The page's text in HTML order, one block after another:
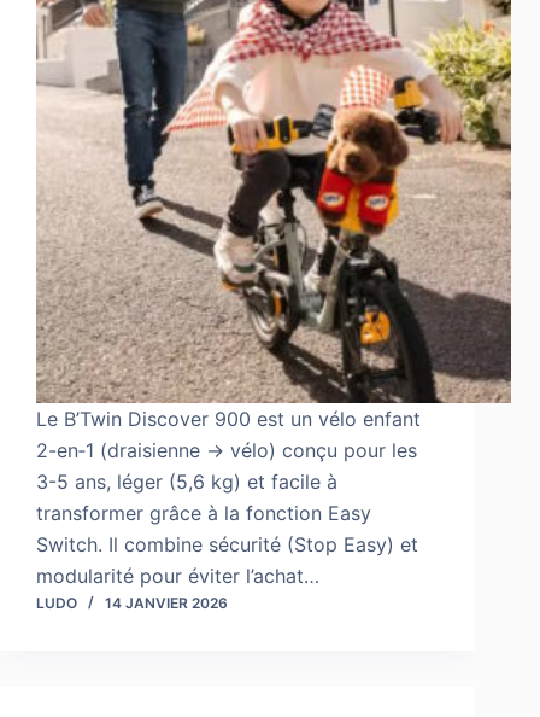
Le B’Twin Discover 900 est un vélo enfant
2-en‑1 (draisienne → vélo) conçu pour les
3-5 ans, léger (5,6 kg) et facile à
transformer grâce à la fonction Easy
Switch. Il combine sécurité (Stop Easy) et
modularité pour éviter l’achat…
LUDO 14 JANVIER 2026